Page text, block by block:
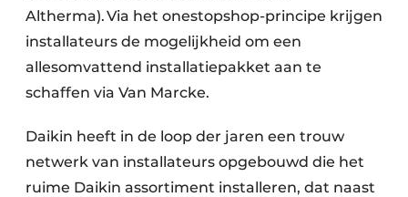
Altherma). Via het onestopshop-principe krijgen
installateurs de mogelijkheid om een
allesomvattend installatiepakket aan te
schaffen via Van Marcke.
Daikin heeft in de loop der jaren een trouw
netwerk van installateurs opgebouwd die het
ruime Daikin assortiment installeren, dat naast